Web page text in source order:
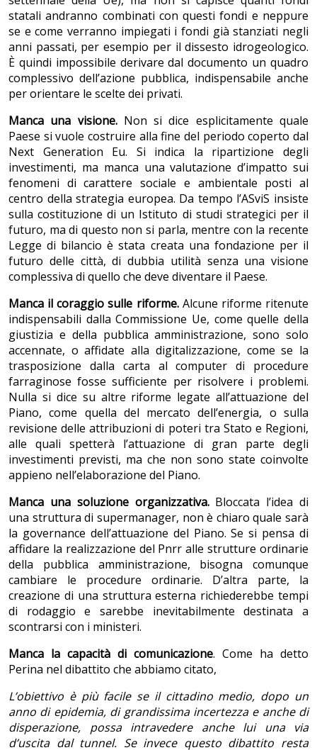
statali andranno combinati con questi fondi e neppure
se e come verranno impiegati i fondi già stanziati negli
anni passati, per esempio per il dissesto idrogeologico.
È quindi impossibile derivare dal documento un quadro
complessivo dell’azione pubblica, indispensabile anche
per orientare le scelte dei privati.
Manca una visione.Non si dice esplicitamente quale
Paese si vuole costruire alla fine del periodo coperto dal
Next Generation Eu. Si indica la ripartizione degli
investimenti, ma manca una valutazione d’impatto sui
fenomeni di carattere sociale e ambientale posti al
centro della strategia europea. Da tempo l’ASviS insiste
sulla costituzione di un Istituto di studi strategici per il
futuro, ma di questo non si parla, mentre con la recente
Legge di bilancio è stata creata una fondazione per il
futuro delle città, di dubbia utilità senza una visione
complessiva di quello che deve diventare il Paese.
Manca il coraggio sulle riforme.Alcune riforme ritenute
indispensabili dalla Commissione Ue, come quelle della
giustizia e della pubblica amministrazione, sono solo
accennate, o affidate alla digitalizzazione, come se la
trasposizione dalla carta al computer di procedure
farraginose fosse sufficiente per risolvere i problemi.
Nulla si dice su altre riforme legate all’attuazione del
Piano, come quella del mercato dell’energia, o sulla
revisione delle attribuzioni di poteri tra Stato e Regioni,
alle quali spetterà l’attuazione di gran parte degli
investimenti previsti, ma che non sono state coinvolte
appieno nell’elaborazione del Piano.
Manca una soluzione organizzativa.Bloccata l’idea di
una struttura di supermanager, non è chiaro quale sarà
la governance dell’attuazione del Piano. Se si pensa di
affidare la realizzazione del Pnrr alle strutture ordinarie
della pubblica amministrazione, bisogna comunque
cambiare le procedure ordinarie. D’altra parte, la
creazione di una struttura esterna richiederebbe tempi
di rodaggio e sarebbe inevitabilmente destinata a
scontrarsi con i ministeri.
Manca la capacità di comunicazione. Come ha detto
Perina nel dibattito che abbiamo citato,
L’obiettivo è più facile se il cittadino medio, dopo un
anno di epidemia, di grandissima incertezza e anche di
disperazione, possa intravedere anche lui una via
d’uscita dal tunnel. Se invece questo dibattito resta